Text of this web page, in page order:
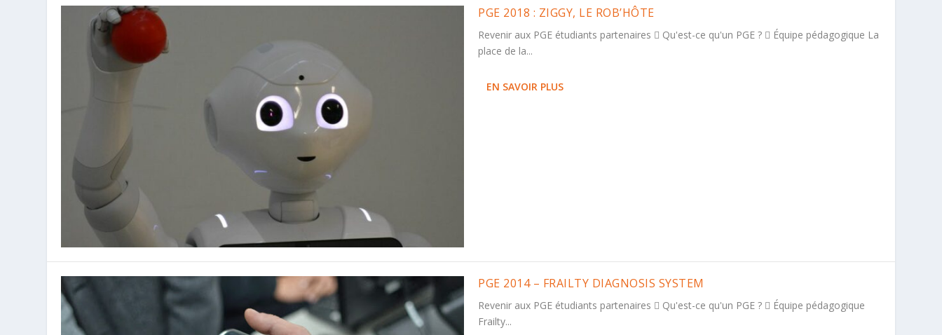
PGE 2018 : ZIGGY, LE ROB’HÔTE
Revenir aux PGE étudiants partenaires  Qu'est-ce qu'un PGE ?  Équipe pédagogique La
place de la...
EN SAVOIR PLUS
PGE 2014 – FRAILTY DIAGNOSIS SYSTEM
Revenir aux PGE étudiants partenaires  Qu'est-ce qu'un PGE ?  Équipe pédagogique
Frailty...